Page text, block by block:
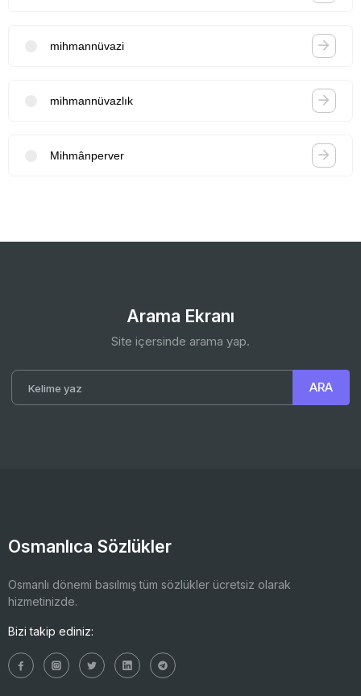
mihmannüvazi
mihmannüvazlık
Mihmânperver
Arama Ekranı
Site içersinde arama yap.
Osmanlıca Sözlükler
Osmanlı dönemi basılmış tüm sözlükler ücretsiz olarak
hizmetinizde.
Bizi takip ediniz: